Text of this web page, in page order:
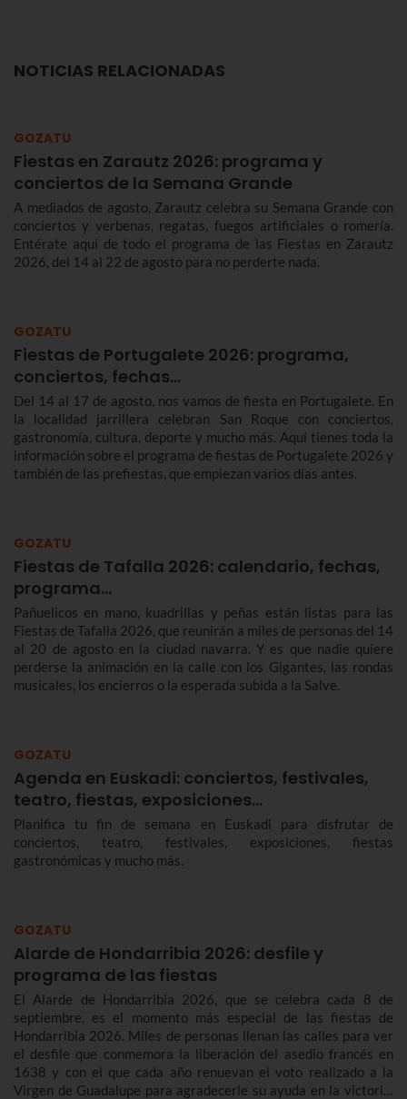
NOTICIAS RELACIONADAS
GOZATU
Fiestas en Zarautz 2026: programa y
conciertos de la Semana Grande
A mediados de agosto, Zarautz celebra su Semana Grande con
conciertos y verbenas, regatas, fuegos artificiales o romería.
Entérate aquí de todo el programa de las Fiestas en Zarautz
2026, del 14 al 22 de agosto para no perderte nada.
GOZATU
Fiestas de Portugalete 2026: programa,
conciertos, fechas…
Del 14 al 17 de agosto, nos vamos de fiesta en Portugalete. En
la localidad jarrillera celebran San Roque con conciertos,
gastronomía, cultura, deporte y mucho más. Aquí tienes toda la
información sobre el programa de fiestas de Portugalete 2026 y
también de las prefiestas, que empiezan varios días antes.
GOZATU
Fiestas de Tafalla 2026: calendario, fechas,
programa…
Pañuelicos en mano, kuadrillas y peñas están listas para las
Fiestas de Tafalla 2026, que reunirán a miles de personas del 14
al 20 de agosto en la ciudad navarra. Y es que nadie quiere
perderse la animación en la calle con los Gigantes, las rondas
musicales, los encierros o la esperada subida a la Salve.
GOZATU
Agenda en Euskadi: conciertos, festivales,
teatro, fiestas, exposiciones…
Planifica tu fin de semana en Euskadi para disfrutar de
conciertos, teatro, festivales, exposiciones, fiestas
gastronómicas y mucho más.
GOZATU
Alarde de Hondarribia 2026: desfile y
programa de las fiestas
El Alarde de Hondarribia 2026, que se celebra cada 8 de
septiembre, es el momento más especial de las fiestas de
Hondarribia 2026. Miles de personas llenan las calles para ver
el desfile que conmemora la liberación del asedio francés en
1638 y con el que cada año renuevan el voto realizado a la
Virgen de Guadalupe para agradecerle su ayuda en la victoria.